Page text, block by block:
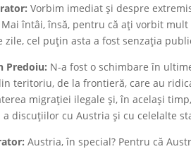
Vorbim imediat și despre
întâi, însă, pentru că ați vorbit
zile, cel puțin asta a fost senzația
Predoiu: N-a fost o schimbare în
teritoriu, de la frontieră, care au
migrației ilegale și, în același
a discuțiilor cu Austria și cu celelalte
Austria, în special? Pentru că